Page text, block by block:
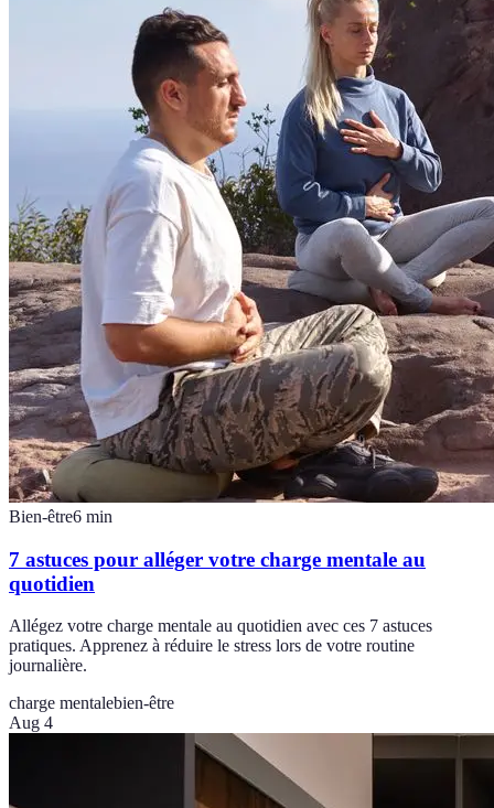
Bien-être6 min
7 astuces pour alléger votre charge mentale au
quotidien
Allégez votre charge mentale au quotidien avec ces 7 astuces
pratiques. Apprenez à réduire le stress lors de votre routine
journalière.
charge mentalebien-être
Aug 4